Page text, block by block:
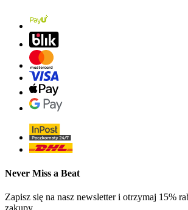
Never Miss a Beat
Zapisz się na nasz newsletter i otrzymaj 15%